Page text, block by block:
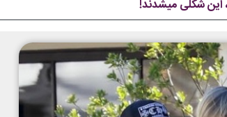
این شکلی میشدند!